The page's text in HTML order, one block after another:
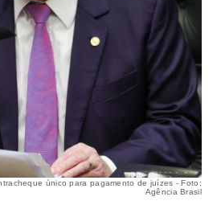
único para pagamento de juízes - Foto:
Agência Brasil